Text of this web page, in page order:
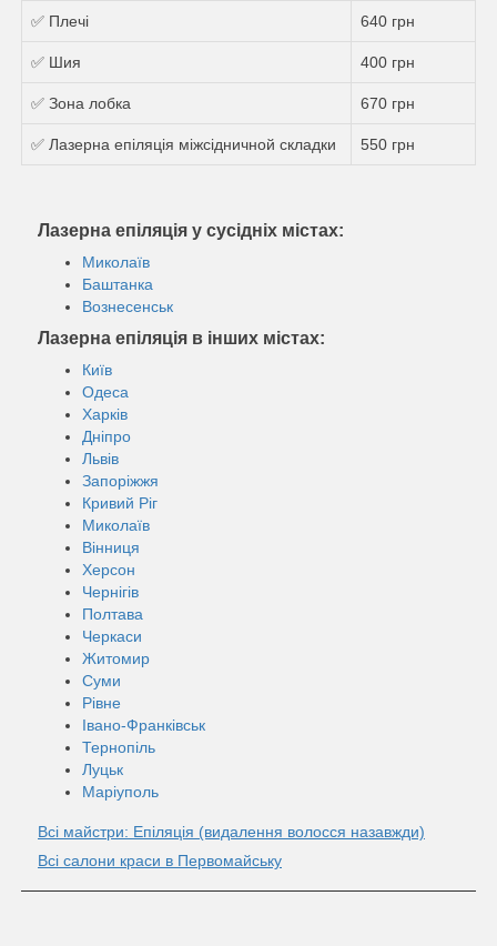
✅ Плечі 640 грн
✅ Шия 400 грн
✅ Зона лобка 670 грн
✅ Лазерна епіляція міжсідничной складки 550 грн
Лазерна епіляція у сусідніх містах:
Миколаїв
Баштанка
Вознесенськ
Лазерна епіляція в інших містах:
Київ
Одеса
Харків
Дніпро
Львів
Запоріжжя
Кривий Ріг
Миколаїв
Вінниця
Херсон
Чернігів
Полтава
Черкаси
Житомир
Суми
Рівне
Івано-Франківськ
Тернопіль
Луцьк
Маріуполь
Всі майстри: Епіляція (видалення волосся назавжди)
Всі салони краси в Первомайську